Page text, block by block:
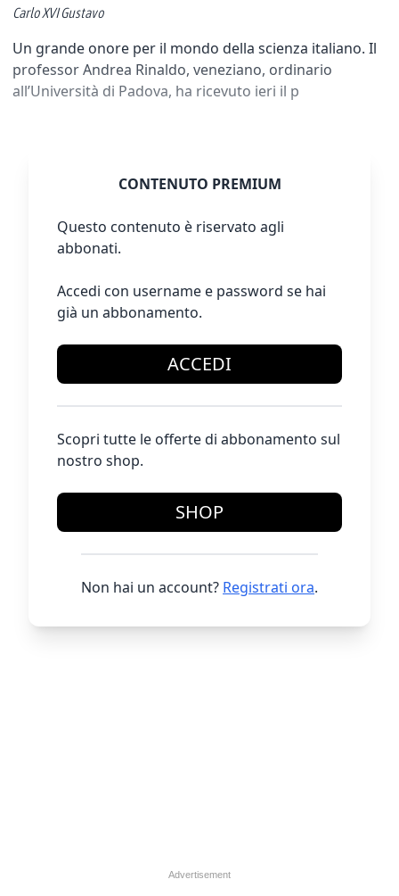
Carlo XVI Gustavo
Un grande onore per il mondo della scienza italiano. Il
professor Andrea Rinaldo, veneziano, ordinario
all’Università di Padova, ha ricevuto ieri il p
CONTENUTO PREMIUM
Questo contenuto è riservato agli
abbonati.
Accedi con username e password se hai
già un abbonamento.
ACCEDI
Scopri tutte le offerte di abbonamento sul
nostro shop.
SHOP
Non hai un account? Registrati ora.